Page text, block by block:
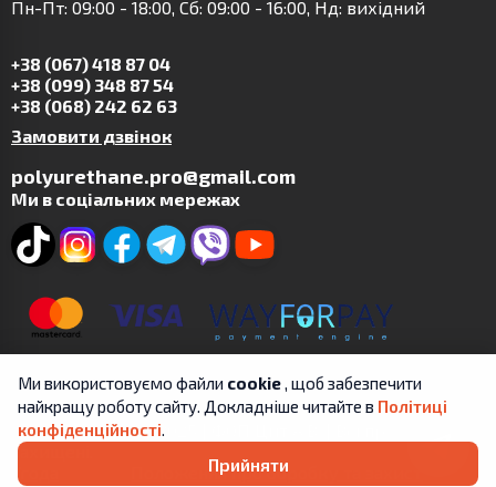
Пн-Пт: 09:00 - 18:00, Сб: 09:00 - 16:00, Нд: вихідний
+38 (067) 418 87 04
+38 (099) 348 87 54
+38 (068) 242 62 63
Замовити дзвінок
polyurethane.pro@gmail.com
Ми в соціальних мережах
Copyright © 2019-2025 | ФОП Цит А.В. | Всі права
захищені.
Положення про обробку та захист
Ми використовуємо файли cookie, щоб забезпечити
найкращу роботу сайту. Докладніше читайте в Політиці
конфіденційності.
Прийняти